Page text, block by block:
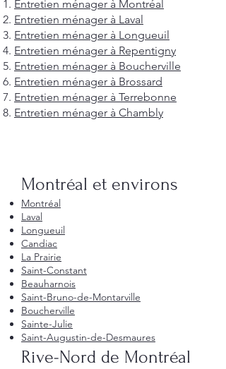
Entretien ménager à Montréal
Entretien ménager à Laval
Entretien ménager à Longueuil
Entretien ménager à Repentigny
Entretien ménager à Boucherville
Entretien ménager à Brossard
Entretien ménager à Terrebonne
Entretien ménager à Chambly
Montréal et environs
Montréal
Laval
Longueuil
Candiac
La Prairie
Saint-Constant
Beauharnois
Saint-Bruno-de-Montarville
Boucherville
Sainte-Julie
Saint-Augustin-de-Desmaures
Rive-Nord de Montréal